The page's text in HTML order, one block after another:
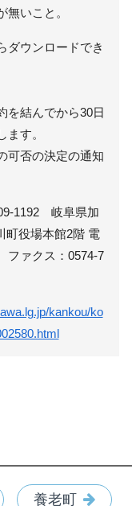
いこと。
ダウンロードでき
を結んでから30日
す。
可否の決定の通知
1192 岐阜県加
町役場本館2階 電
ファクス：0574-7
kankou/ko
養老町